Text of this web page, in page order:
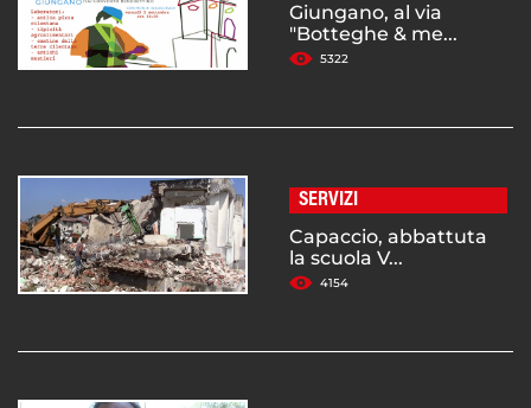
Giungano, al via
"Botteghe & me...
5322
SERVIZI
Capaccio, abbattuta
la scuola V...
4154